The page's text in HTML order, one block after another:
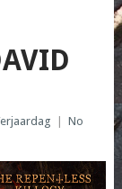
No